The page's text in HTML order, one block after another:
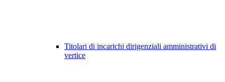
Titolari di incarichi dirigenziali amministrativi di
vertice